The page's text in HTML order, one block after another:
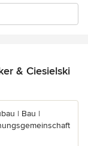
& Ciesielski
| Bau |